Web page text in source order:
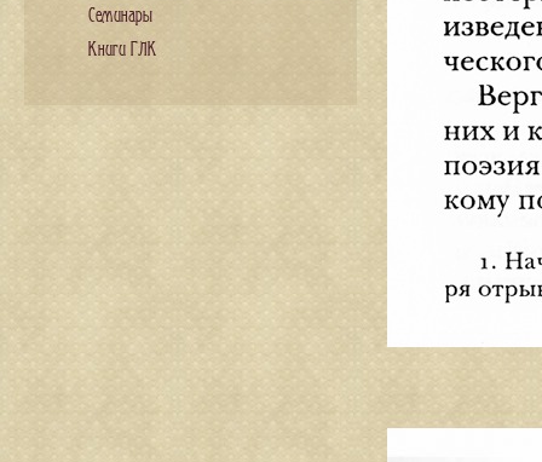
Семинары
Книги ГЛК